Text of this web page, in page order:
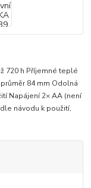
720 h Příjemné teplé
84 mm Odolná
Napájení 2× AA (není
návodu k použití,